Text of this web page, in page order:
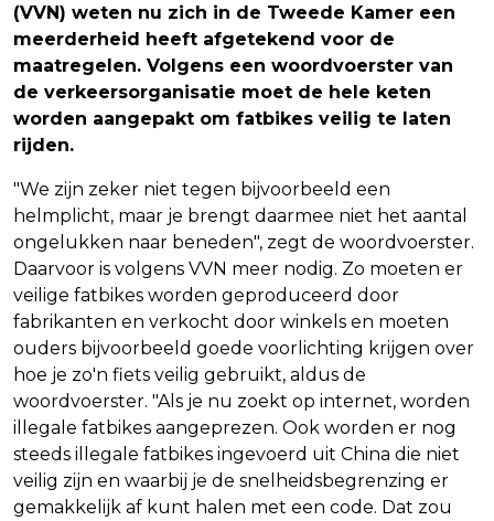
(VVN) weten nu zich in de Tweede Kamer een
meerderheid heeft afgetekend voor de
maatregelen. Volgens een woordvoerster van
de verkeersorganisatie moet de hele keten
worden aangepakt om fatbikes veilig te laten
rijden.
"We zijn zeker niet tegen bijvoorbeeld een
helmplicht, maar je brengt daarmee niet het aantal
ongelukken naar beneden", zegt de woordvoerster.
Daarvoor is volgens VVN meer nodig. Zo moeten er
veilige fatbikes worden geproduceerd door
fabrikanten en verkocht door winkels en moeten
ouders bijvoorbeeld goede voorlichting krijgen over
hoe je zo'n fiets veilig gebruikt, aldus de
woordvoerster. "Als je nu zoekt op internet, worden
illegale fatbikes aangeprezen. Ook worden er nog
steeds illegale fatbikes ingevoerd uit China die niet
veilig zijn en waarbij je de snelheidsbegrenzing er
gemakkelijk af kunt halen met een code. Dat zou